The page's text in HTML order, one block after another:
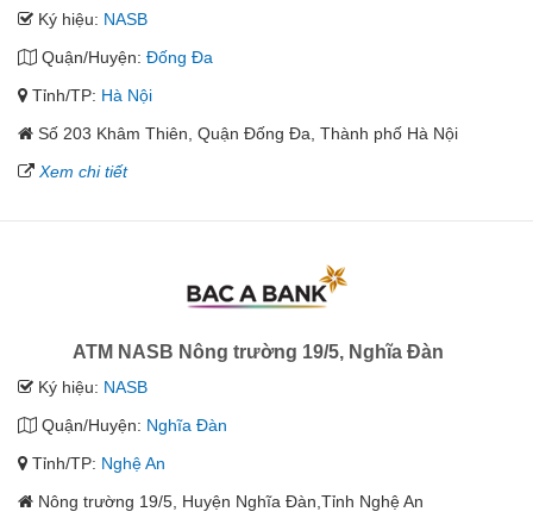
Ký hiệu: NASB
Quận/Huyện: Đống Đa
Tỉnh/TP: Hà Nội
Số 203 Khâm Thiên, Quận Đống Đa, Thành phố Hà Nội
Xem chi tiết
ATM NASB Nông trường 19/5, Nghĩa Đàn
Ký hiệu: NASB
Quận/Huyện: Nghĩa Đàn
Tỉnh/TP: Nghệ An
Nông trường 19/5, Huyện Nghĩa Đàn,Tỉnh Nghệ An